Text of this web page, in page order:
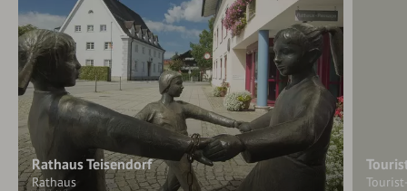
Rathaus Teisendorf
Rathaus